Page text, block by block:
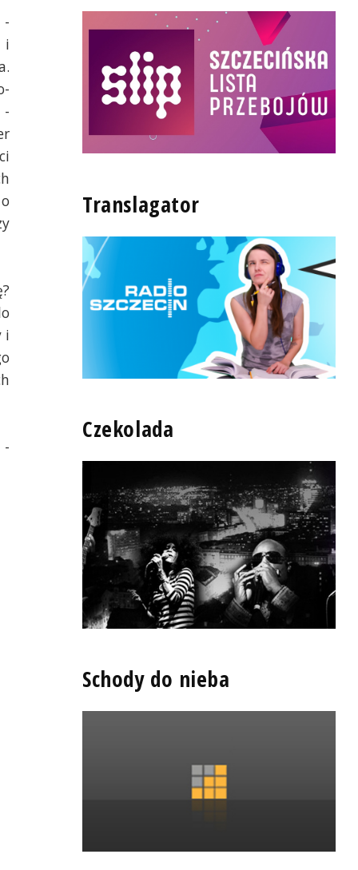
-
i
-
i
-
Translagator
Czekolada
Schody do nieba